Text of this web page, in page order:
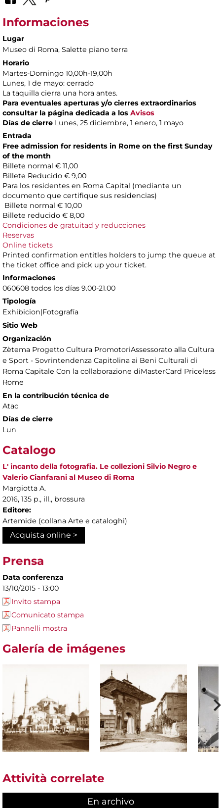
Informaciones
Lugar
Museo di Roma, Salette piano terra
Horario
Martes-Domingo 10,00h-19,00h
Lunes, 1 de mayo: cerrado
La taquilla cierra una hora antes.
Para eventuales aperturas y/o cierres extraordinarios
consultar la página dedicada a los Avisos
Días de cierre Lunes, 25 diciembre, 1 enero, 1 mayo
Entrada
Free admission for residents in Rome on the first Sunday
of the month
Billete normal € 11,00
Billete Reducido € 9,00
Para los residentes en Roma Capital (mediante un
documento que certifique sus residencias)
Billete normal € 10,00
Billete reducido € 8,00
Condiciones de gratuitad y reducciones
Reservas
Online tickets
Printed confirmation entitles holders to jump the queue at
the ticket office and pick up your ticket.
Informaciones
060608 todos los días 9.00-21.00
Tipología
Exhibicion|Fotografía
Sitio Web
Organización
Zètema Progetto Cultura PromotoriAssessorato alla Cultura
e Sport - Sovrintendenza Capitolina ai Beni Culturali di
Roma Capitale Con la collaborazione diMasterCard Priceless
Rome
En la contribución técnica de
Atac
Días de cierre
Lun
Catalogo
L' incanto della fotografia. Le collezioni Silvio Negro e
Valerio Cianfarani al Museo di Roma
Margiotta A.
2016, 135 p., ill., brossura
Editore:
Artemide (collana Arte e cataloghi)
Acquista online >
Prensa
Data conferenza
13/10/2015 - 13:00
Invito stampa
Comunicato stampa
Pannelli mostra
Galería de imágenes
Attività correlate
En archivo